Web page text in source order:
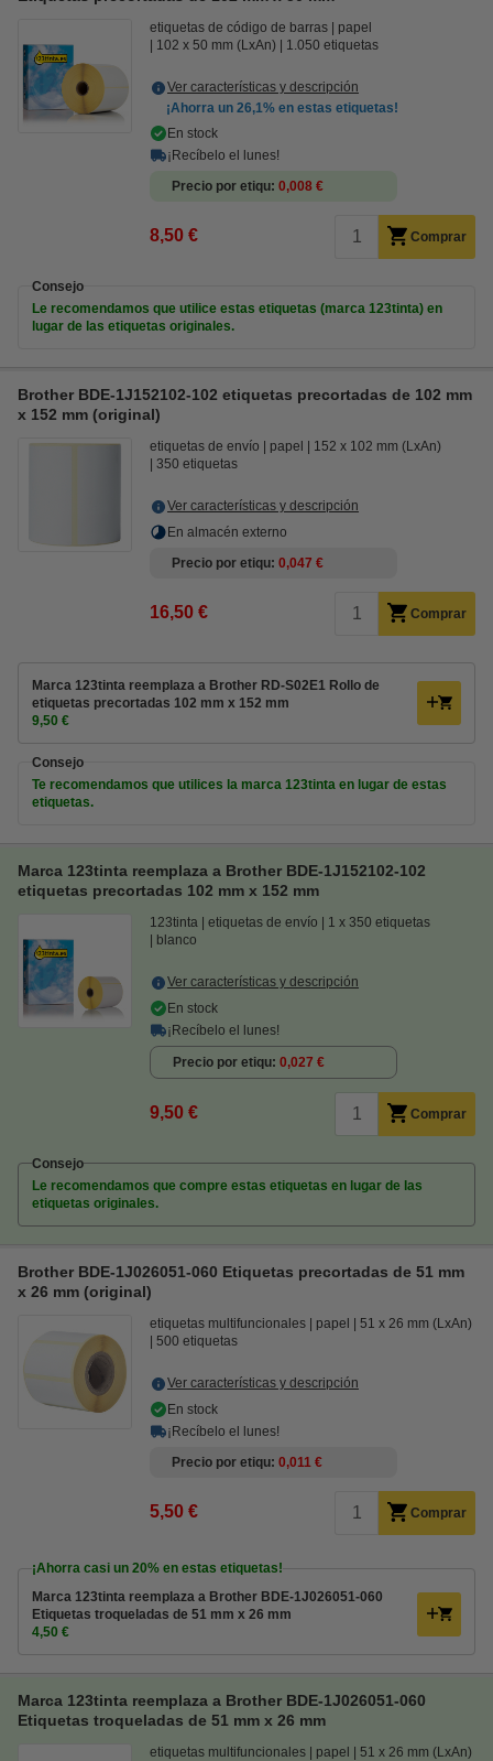
etiquetas de código de barras
papel
102 x 50 mm (LxAn)
1.050 etiquetas
Ver características y descripción
¡Ahorra un 26,1% en estas etiquetas!
En stock
¡Recíbelo el lunes!
Precio por etiqu 0,008 €
8,50 € Comprar
Consejo
Le recomendamos que utilice estas etiquetas (marca 123tinta) en
lugar de las etiquetas originales.
Brother BDE-1J152102-102 etiquetas precortadas de 102 mm
x 152 mm (original)
etiquetas de envío papel
152 x 102 mm (LxAn)
350 etiquetas
Ver características y descripción
En almacén externo
Precio por etiqu 0,047 €
16,50 € Comprar
Marca 123tinta reemplaza a Brother RD-S02E1 Rollo de
etiquetas precortadas 102 mm x 152 mm
9,50 €
Consejo
Te recomendamos que utilices la marca 123tinta en lugar de estas
etiquetas.
Marca 123tinta reemplaza a Brother BDE-1J152102-102
etiquetas precortadas 102 mm x 152 mm
123tinta etiquetas de envío
1 x 350 etiquetas
blanco
Ver características y descripción
En stock
¡Recíbelo el lunes!
Precio por etiqu 0,027 €
9,50 € Comprar
Consejo
Le recomendamos que compre estas etiquetas en lugar de las
etiquetas originales.
Brother BDE-1J026051-060 Etiquetas precortadas de 51 mm
x 26 mm (original)
etiquetas multifuncionales papel
51 x 26 mm (LxAn)
500 etiquetas
Ver características y descripción
En stock
¡Recíbelo el lunes!
Precio por etiqu 0,011 €
5,50 € Comprar
¡Ahorra casi un 20% en estas etiquetas!
Marca 123tinta reemplaza a Brother BDE-1J026051-060
Etiquetas troqueladas de 51 mm x 26 mm
4,50 €
Marca 123tinta reemplaza a Brother BDE-1J026051-060
Etiquetas troqueladas de 51 mm x 26 mm
etiquetas multifuncionales papel
51 x 26 mm (LxAn)